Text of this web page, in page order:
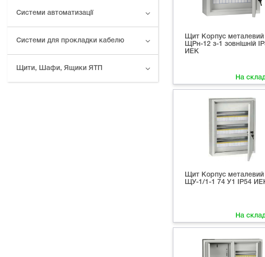
Системи автоматизації
Системи для прокладки кабелю
Щити, Шафи, Ящики ЯТП
Щит Корпус металевий
ЩРн-12 з-1 зовнішній
ИЕК
На
Щит Корпус металевий
ЩУ-1/1-1 74 У1 IP54
На